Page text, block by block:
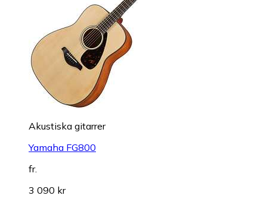
Akustiska gitarrer
Yamaha FG800
fr.
3 090 kr